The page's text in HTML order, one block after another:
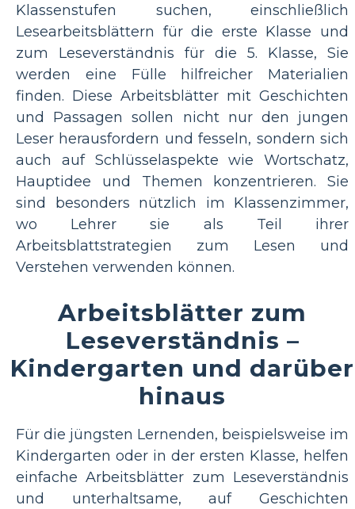
Klassenstufen suchen, einschließlich
Lesearbeitsblättern für die erste Klasse und
zum Leseverständnis für die 5. Klasse, Sie
werden eine Fülle hilfreicher Materialien
finden. Diese Arbeitsblätter mit Geschichten
und Passagen sollen nicht nur den jungen
Leser herausfordern und fesseln, sondern sich
auch auf Schlüsselaspekte wie Wortschatz,
Hauptidee und Themen konzentrieren. Sie
sind besonders nützlich im Klassenzimmer,
wo Lehrer sie als Teil ihrer
Arbeitsblattstrategien zum Lesen und
Verstehen verwenden können.
Arbeitsblätter zum
Leseverständnis –
Kindergarten und darüber
hinaus
Für die jüngsten Lernenden, beispielsweise im
Kindergarten oder in der ersten Klasse, helfen
einfache Arbeitsblätter zum Leseverständnis
und unterhaltsame, auf Geschichten